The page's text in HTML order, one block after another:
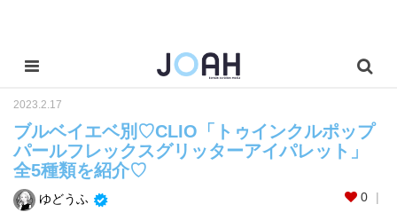
2023.2.17
ブルベイエベ別♡CLIO「トゥインクルポップ
パールフレックスグリッターアイパレット」
全5種類を紹介♡
ゆどうふ 0